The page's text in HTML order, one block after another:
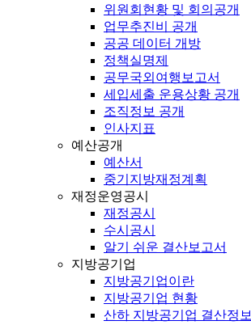
위원회현황 및 회의공개
업무추진비 공개
공공 데이터 개방
정책실명제
공무국외여행보고서
세입세출 운용상황 공개
조직정보 공개
인사지표
예산공개
예산서
중기지방재정계획
재정운영공시
재정공시
수시공시
알기 쉬운 결산보고서
지방공기업
지방공기업이란
지방공기업 현황
산하 지방공기업 결산정보